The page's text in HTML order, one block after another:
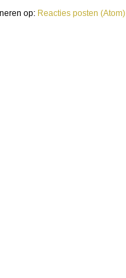
op: Reacties posten (Atom)